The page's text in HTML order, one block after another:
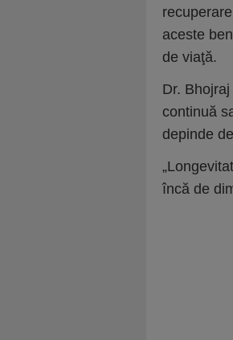
aceste
de viaţă.
Dr.
continuă
depinde
încă de